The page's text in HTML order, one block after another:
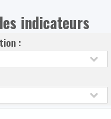
indicateurs
: